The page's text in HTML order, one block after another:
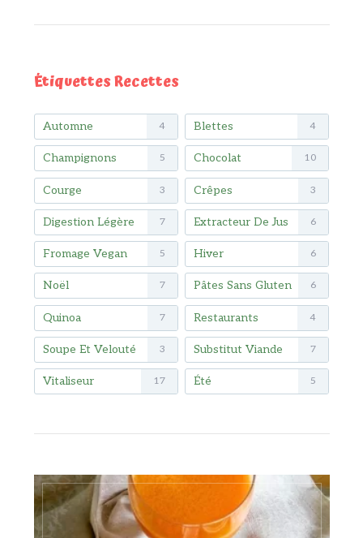
Étiquettes Recettes
Automne 4 Blettes 4
Champignons 5 Chocolat 10
Courge 3 Crêpes 3
Digestion Légère 7 Extracteur De Jus 6
Fromage Vegan 5 Hiver 6
Noël 7 Pâtes Sans Gluten 6
Quinoa 7 Restaurants 4
Soupe Et Velouté 3 Substitut Viande 7
Vitaliseur 17 Été 5